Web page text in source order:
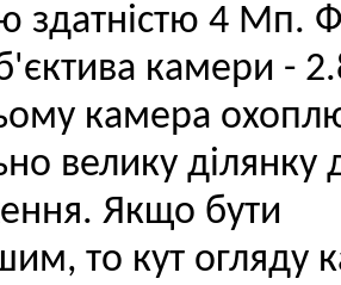
здатністю 4 Мп.
камери -
камера
велику ділянку
Якщо бути
то кут огляду